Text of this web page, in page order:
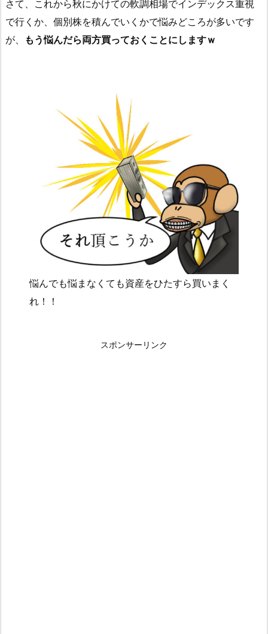
さて、これから秋にかけての軟調相場でインデックス重視
で行くか、個別株を積んでいくかで悩みどころが多いです
が、
もう悩んだら両方買っておくことにしますｗ
悩んでも悩まなくても資産をひたすら買いまく
れ！！
スポンサーリンク